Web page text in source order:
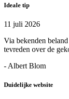
Ideale tip
11 juli 2026
Via bekenden
tevreden over de
- Albert Blom
Duidelijke website